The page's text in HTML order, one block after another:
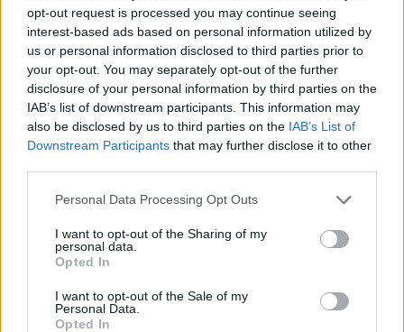
opt-out request is processed you may continue seeing
interest-based ads based on personal information utilized by
us or personal information disclosed to third parties prior to
your opt-out. You may separately opt-out of the further
disclosure of your personal information by third parties on the
IAB’s list of downstream participants. This information may
also be disclosed by us to third parties on the IAB’s List of
Downstream Participants that may further disclose it to other
Personal Data Processing Opt Outs
I want to opt-out of the Sharing of my
personal data.
Opted In
I want to opt-out of the Sale of my
Personal Data.
Opted In